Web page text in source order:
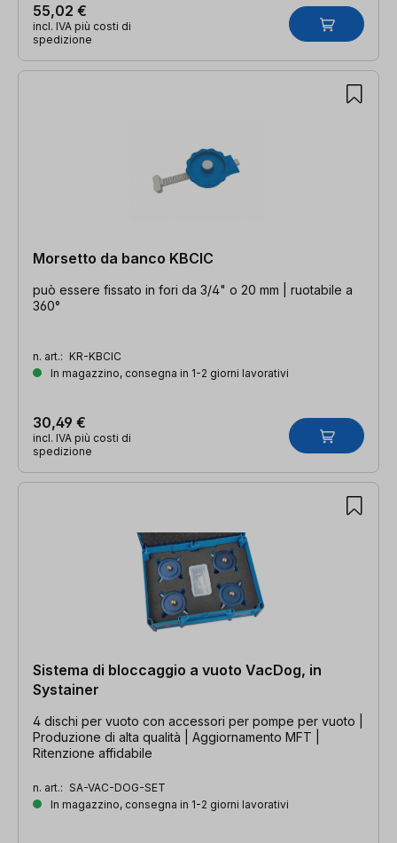
55,02 €
incl. IVA più costi di
spedizione
Morsetto da banco KBCIC
può essere fissato in fori da 3/4" o 20 mm | ruotabile a
360°
n. art.: KR-KBCIC
In magazzino, consegna in 1-2 giorni lavorativi
30,49 €
incl. IVA più costi di
spedizione
Sistema di bloccaggio a vuoto VacDog, in
Systainer
4 dischi per vuoto con accessori per pompe per vuoto |
Produzione di alta qualità | Aggiornamento MFT |
Ritenzione affidabile
n. art.: SA-VAC-DOG-SET
In magazzino, consegna in 1-2 giorni lavorativi